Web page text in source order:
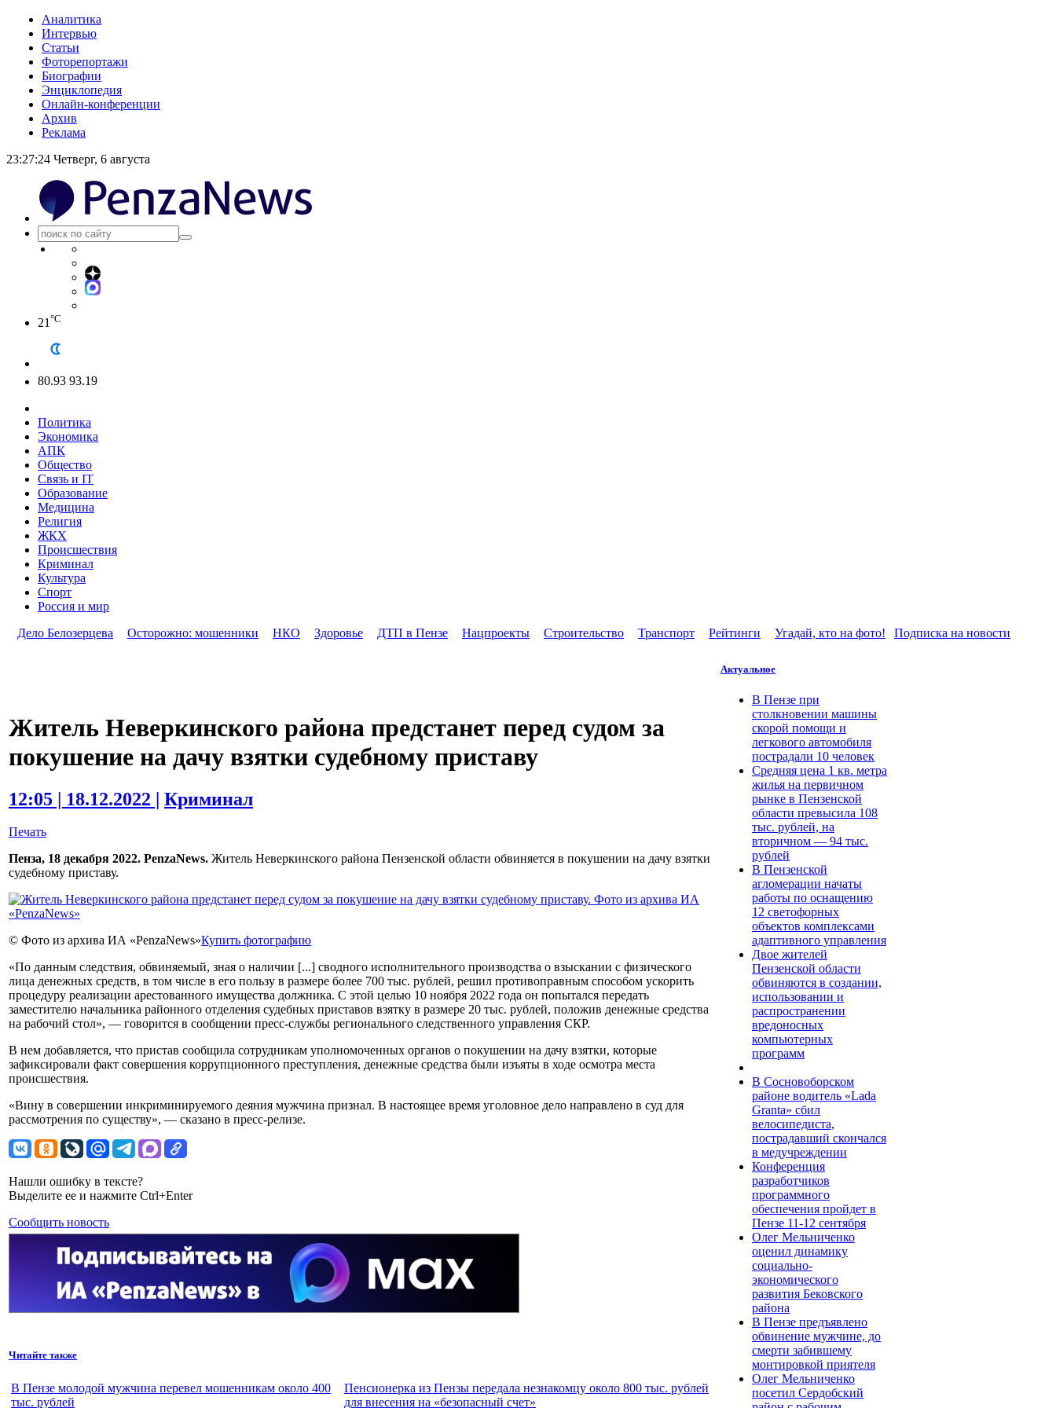
Аналитика
Интервью
Статьи
Фоторепортажи
Биографии
Энциклопедия
Онлайн-конференции
Архив
Реклама
23:27:24 Четверг, 6 августа
21 °C
80.93 93.19
Политика
Экономика
АПК
Общество
Связь и IT
Образование
Медицина
Религия
ЖКХ
Происшествия
Криминал
Культура
Спорт
Россия и мир
Дело Белозерцева
Осторожно: мошенники НКО Здоровье ДТП в Пензе Нацпроекты Строительство Транспорт Рейтинги Угадай, кто на фото! Подписка на новости
Житель Неверкинского района предстанет перед судом за
покушение на дачу взятки судебному приставу
12:05 | 18.12.2022 | Криминал
Печать
Пенза, 18 декабря 2022. PenzaNews. Житель Неверкинского района Пензенской области обвиняется в покушении на дачу взятки
судебному приставу.
© Фото из архива ИА «PenzaNews»Купить фотографию
«По данным следствия, обвиняемый, зная о наличии [...] сводного исполнительного производства о взыскании с физического
лица денежных средств, в том числе в его пользу в размере более 700 тыс. рублей, решил противоправным способом ускорить
процедуру реализации арестованного имущества должника. С этой целью 10 ноября 2022 года он попытался передать
заместителю начальника районного отделения судебных приставов взятку в размере 20 тыс. рублей, положив денежные средства
на рабочий стол», — говорится в сообщении пресс-службы регионального следственного управления СКР.
В нем добавляется, что пристав сообщила сотрудникам уполномоченных органов о покушении на дачу взятки, которые
зафиксировали факт совершения коррупционного преступления, денежные средства были изъяты в ходе осмотра места
происшествия.
«Вину в совершении инкриминируемого деяния мужчина признал. В настоящее время уголовное дело направлено в суд для
рассмотрения по существу», — сказано в пресс-релизе.
Нашли ошибку в тексте?
Выделите ее и нажмите Ctrl+Enter
Сообщить новость
Читайте также
В Пензе молодой мужчина перевел мошенникам около 400
тыс. рублей
Пенсионерка из Пензы передала незнакомцу около 800 тыс. рублей
для внесения на «безопасный счет»
Актуальное
В Пензе при
столкновении машины
скорой помощи и
легкового автомобиля
пострадали 10 человек
Средняя цена 1 кв. метра
жилья на первичном
рынке в Пензенской
области превысила 108
тыс. рублей, на
вторичном — 94 тыс.
рублей
В Пензенской
агломерации начаты
работы по оснащению
12 светофорных
объектов комплексами
адаптивного управления
Двое жителей
Пензенской области
обвиняются в создании,
использовании и
распространении
вредоносных
компьютерных
программ
В Сосновоборском
районе водитель «Lada
Granta» сбил
велосипедиста,
пострадавший скончался
в медучреждении
Конференция
разработчиков
программного
обеспечения пройдет в
Пензе 11-12 сентября
Олег Мельниченко
оценил динамику
социально-
экономического
развития Бековского
района
В Пензе предъявлено
обвинение мужчине, до
смерти забившему
монтировкой приятеля
Олег Мельниченко
посетил Сердобский